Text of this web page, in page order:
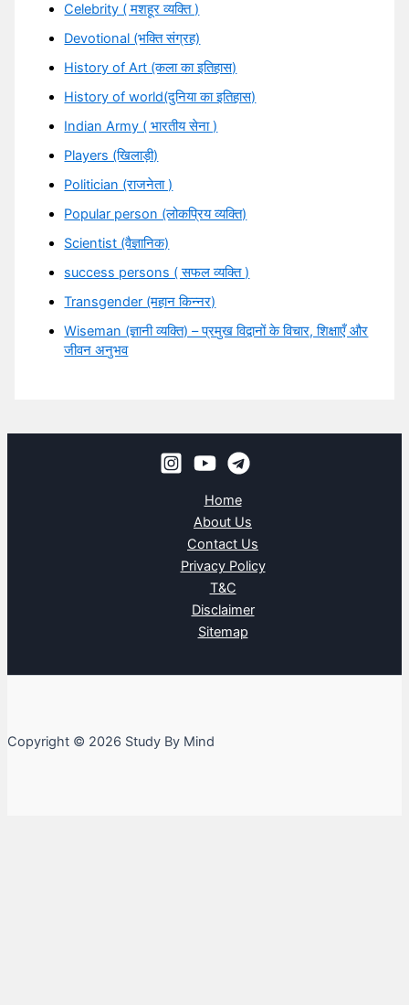
Celebrity ( मशहूर व्यक्ति )
Devotional (भक्ति संग्रह)
History of Art (कला का इतिहास)
History of world(दुनिया का इतिहास)
Indian Army ( भारतीय सेना )
Players (खिलाड़ी)
Politician (राजनेता )
Popular person (लोकप्रिय व्यक्ति)
Scientist (वैज्ञानिक)
success persons ( सफल व्यक्ति )
Transgender (महान किन्नर)
Wiseman (ज्ञानी व्यक्ति) – प्रमुख विद्वानों के विचार, शिक्षाएँ और
जीवन अनुभव
Home
About Us
Contact Us
Privacy Policy
T&C
Disclaimer
Sitemap
Copyright © 2026 Study By Mind